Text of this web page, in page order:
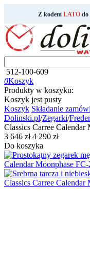
Z kodem LATOdo
512-100-609
0Koszyk
Produkty w koszyku:
Koszyk jest pusty
Koszyk Składanie
Dolinski.pl/Zegarki/
Classics Carree
‍3 646‍ zł ‍4 290‍ zł
Do koszyka